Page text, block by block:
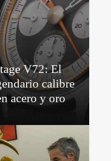
V72: El
calibre
acero y oro